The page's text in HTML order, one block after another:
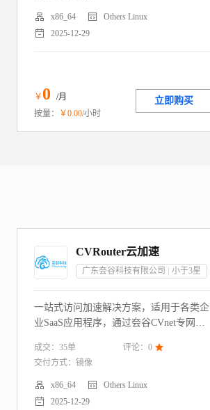
 x86_64  Others Linux
 2025-12-29
￥ 0
/月
按量：
￥0 .00/小时
立即购买
CVRouter云加速
广东夽谷科技有限公司 小于3星
一站式访问加速解决方案，适用于各类企
业SaaS应用程序，通过夽谷CVnet专网，
能。
成交： 35单 评论： 0 
交付方式： 镜像
 x86_64  Others Linux
 2025-12-29